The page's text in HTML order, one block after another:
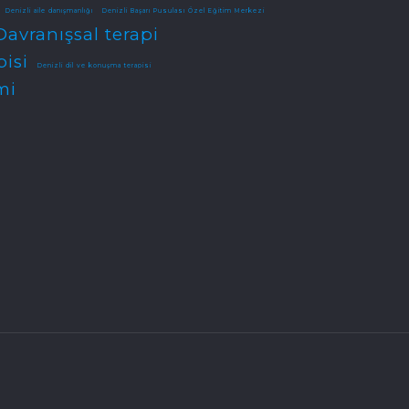
Denizli aile danışmanlığı Denizli Başarı Pusulası Özel Eğitim Merkezi
terapi
Denizli dil ve konuşma terapisi